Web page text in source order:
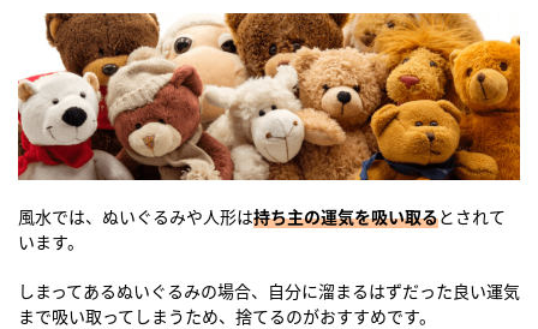
風水では、ぬいぐるみや人形は持ち主の運気を吸い取るとされて
います。
しまってあるぬいぐるみの場合、自分に溜まるはずだった良い運気
まで吸い取ってしまうため、捨てるのがおすすめです。